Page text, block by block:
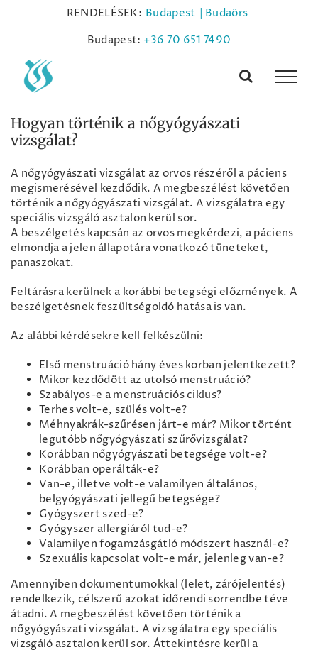
RENDELÉSEK: Budapest | Budaörs
Budapest: +36 70 651 7490
Hogyan történik a nőgyógyászati
vizsgálat?
A nőgyógyászati vizsgálat az orvos részéről a páciens
megismerésével kezdődik. A megbeszélést követően
történik a nőgyógyászati vizsgálat. A vizsgálatra egy
speciális vizsgáló asztalon kerül sor.
A beszélgetés kapcsán az orvos megkérdezi, a páciens
elmondja a jelen állapotára vonatkozó tüneteket,
panaszokat.
Feltárásra kerülnek a korábbi betegségi előzmények. A
beszélgetésnek feszültségoldó hatása is van.
Az alábbi kérdésekre kell felkészülni:
Első menstruáció hány éves korban jelentkezett?
Mikor kezdődött az utolsó menstruáció?
Szabályos-e a menstruációs ciklus?
Terhes volt-e, szülés volt-e?
Méhnyakrák-szűrésen járt-e már? Mikor történt
legutóbb nőgyógyászati szűrővizsgálat?
Korábban nőgyógyászati betegsége volt-e?
Korábban operálták-e?
Van-e, illetve volt-e valamilyen általános,
belgyógyászati jellegű betegsége?
Gyógyszert szed-e?
Gyógyszer allergiáról tud-e?
Valamilyen fogamzásgátló módszert használ-e?
Szexuális kapcsolat volt-e már, jelenleg van-e?
Amennyiben dokumentumokkal (lelet, zárójelentés)
rendelkezik, célszerű azokat időrendi sorrendbe téve
átadni. A megbeszélést követően történik a
nőgyógyászati vizsgálat. A vizsgálatra egy speciális
vizsgáló asztalon kerül sor. Áttekintésre kerül a